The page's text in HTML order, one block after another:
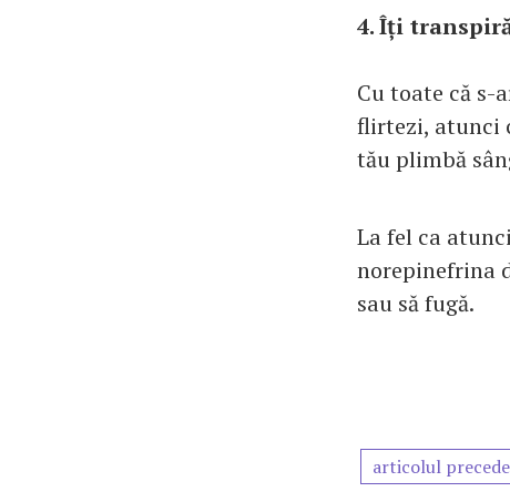
4. Îți
Cu toate că s-
flirtezi, atunci
tău plimbă
La fel ca
norepinefrina
sau să fugă.
articolul